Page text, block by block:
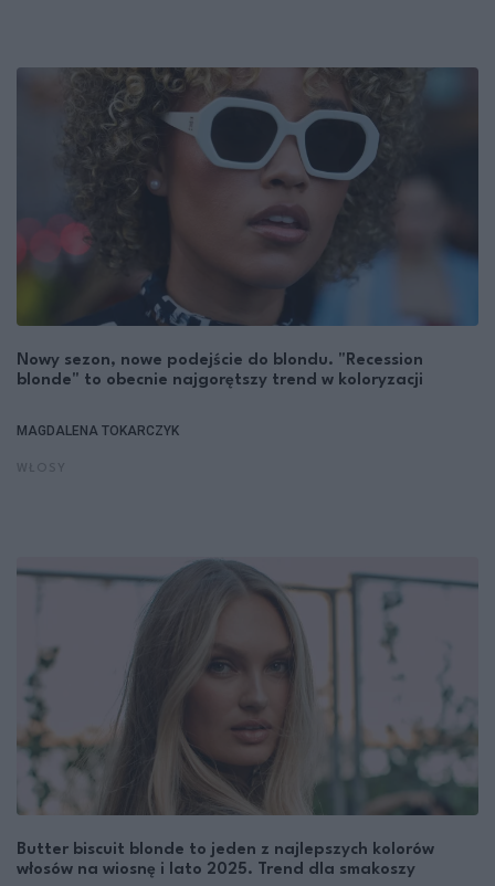
Nowy sezon, nowe podejście do blondu. "Recession
blonde" to obecnie najgorętszy trend w koloryzacji
MAGDALENA TOKARCZYK
Butter biscuit blonde to jeden z najlepszych kolorów
włosów na wiosnę i lato 2025. Trend dla smakoszy